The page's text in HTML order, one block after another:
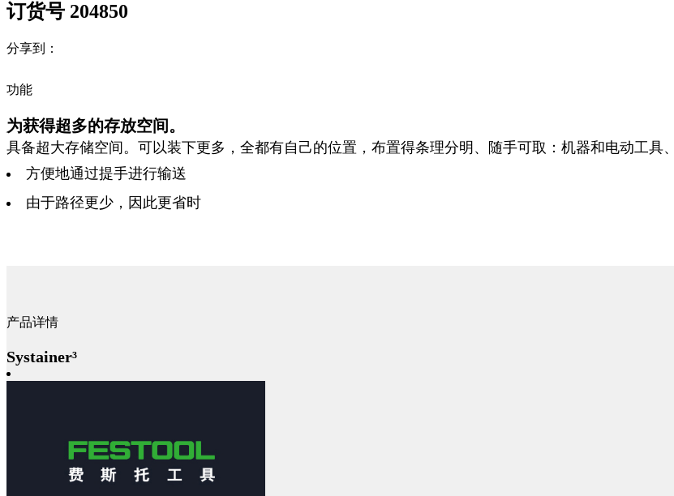
订货号 204850
分享到：
功能
为获得超多的存放空间。
具备超大存储空间。可以装下更多，全都有自己的位置，布置得条理分明、随手可取：机器和电动工具
方便地通过提手进行输送
由于路径更少，因此更省时
产品详情
Systainer³